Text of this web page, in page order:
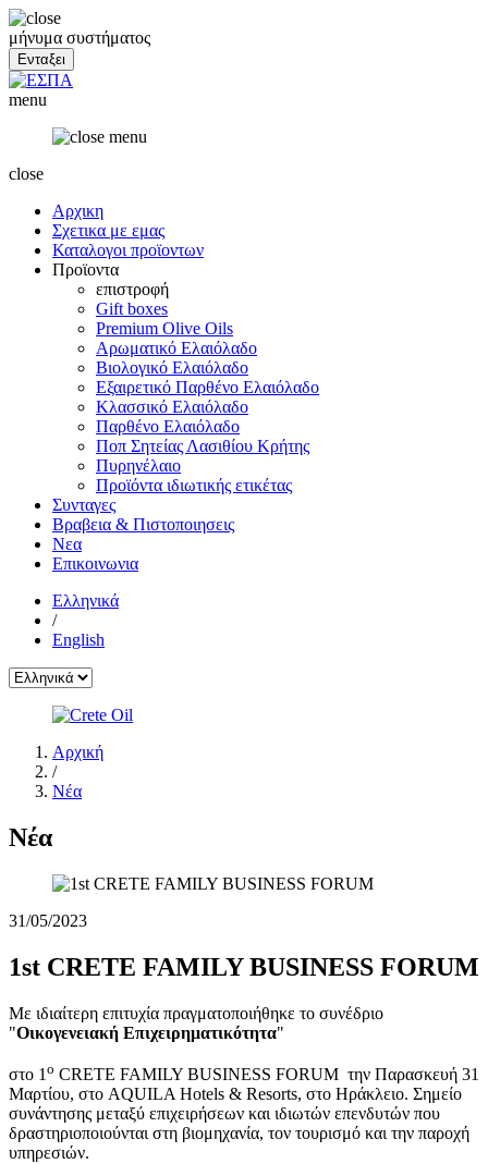
μήνυμα συστήματος
menu
close
Αρχικη
Σχετικα με εμας
Καταλογοι προϊοντων
Προϊοντα
επιστροφή
Gift boxes
Premium Olive Oils
Αρωματικό Ελαιόλαδο
Βιολογικό Ελαιόλαδο
Εξαιρετικό Παρθένο Ελαιόλαδο
Κλασσικό Ελαιόλαδο
Παρθένο Ελαιόλαδο
Ποπ Σητείας Λασιθίου Κρήτης
Πυρηνέλαιο
Προϊόντα ιδιωτικής ετικέτας
Συνταγες
Βραβεια & Πιστοποιησεις
Νεα
Επικοινωνια
Ελληνικά
/
English
Αρχική
/
Νέα
Νέα
31/05/2023
1st CRETE FAMILY BUSINESS FORUM
Mε ιδιαίτερη επιτυχία πραγματοποιήθηκε το συνέδριο
"Οικογενειακή Επιχειρηματικότητα"
στο 1 ο CRETE FAMILY BUSINESS FORUM την Παρασκευή 31
Μαρτίου, στο AQUILA Hotels & Resorts, στο Ηράκλειο. Σημείο
συνάντησης μεταξύ επιχειρήσεων και ιδιωτών επενδυτών που
δραστηριοποιούνται στη βιομηχανία, τον τουρισμό και την παροχή
υπηρεσιών.